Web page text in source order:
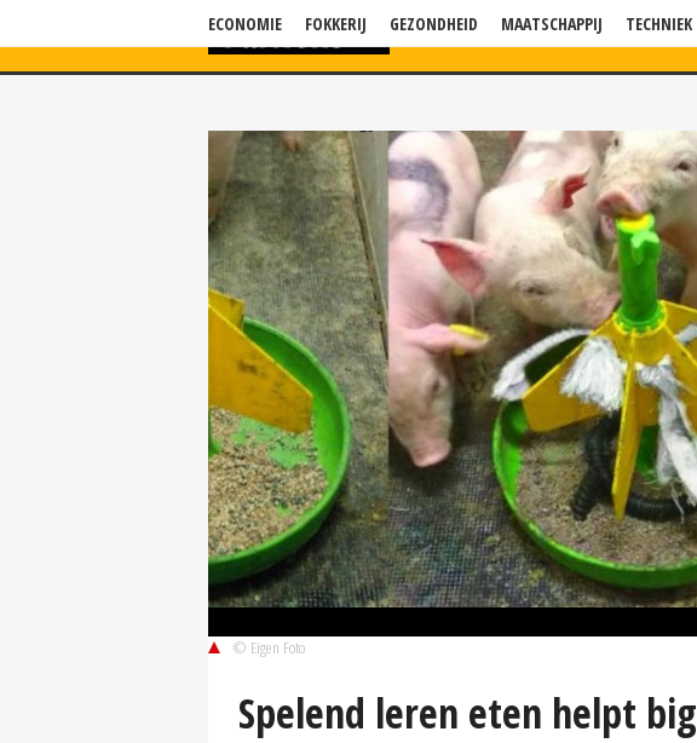
ECONOMIE FOKKERIJ GEZONDHEID MAATSCHAPPIJ TECHNIEK
HOME NIEUWS VERDIEPING
© Eigen Foto
Spelend leren eten helpt big